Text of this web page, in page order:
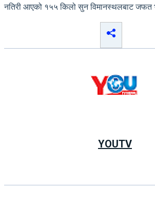
नतिरी आएको १५५ किलो सुन विमानस्थलबाट जफत
YOUTV